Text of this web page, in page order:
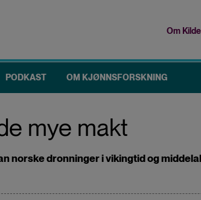
Om
PODKAST OM KJØNNSFORSKNING
mye makt
norske dronninger i vikingtid og